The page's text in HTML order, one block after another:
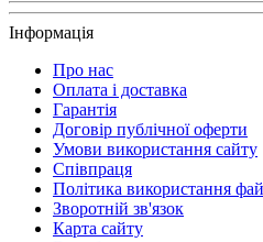
Інформація
Про нас
Оплата і доставка
Гарантія
Договір публічної оферти
Умови використання сайту
Співпраця
Політика використання
Зворотній зв'язок
Карта сайту